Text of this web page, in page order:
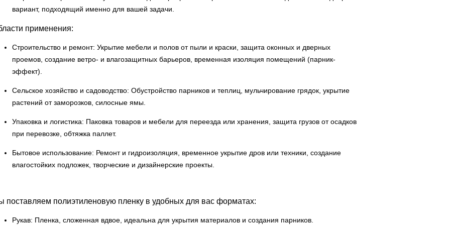
вариант, подходящий именно для вашей задачи.
применения:
Строительство и ремонт: Укрытие мебели и полов от пыли и краски, защита оконных и дверных
проемов, создание ветро- и влагозащитных барьеров, временная изоляция помещений (парник-
эффект).
Сельское хозяйство и садоводство: Обустройство парников и теплиц, мульчирование грядок, укрытие
растений от заморозков, силосные ямы.
Упаковка и логистика: Паковка товаров и мебели для переезда или хранения, защита грузов от осадков
при перевозке, обтяжка паллет.
Бытовое использование: Ремонт и гидроизоляция, временное укрытие дров или техники, создание
влагостойких подложек, творческие и дизайнерские проекты.
поставляем полиэтиленовую пленку в удобных для вас форматах:
Рукав: Пленка, сложенная вдвое, идеальна для укрытия материалов и создания парников.